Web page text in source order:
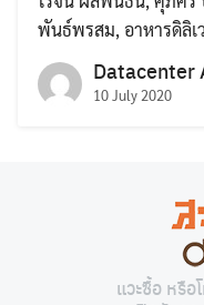
พันธ์พรสม, อาหารดิลิเ
Datacenter
10 July 2020
แวะซื้อ หรือ